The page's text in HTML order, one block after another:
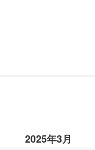
2025年3月